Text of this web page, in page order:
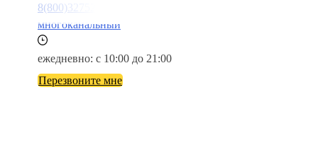
8(800)3275280
многоканальный
ежедневно: с 10:00 до 21:00
Перезвоните мне